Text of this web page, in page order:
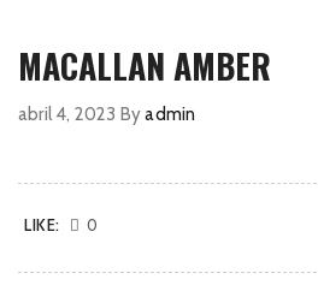
MACALLAN AMBER
abril 4, 2023 Byadmin
LIKE: 0